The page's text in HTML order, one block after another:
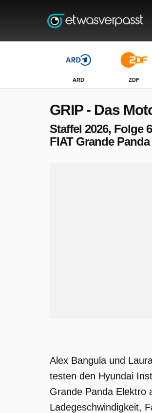
ARD ZDF
GRIP - Das
Staffel 2026, Folge
FIAT Grande Panda
Alex Bangula und
testen den Hyundai
Grande Panda Elektro
Ladegeschwindigkeit,